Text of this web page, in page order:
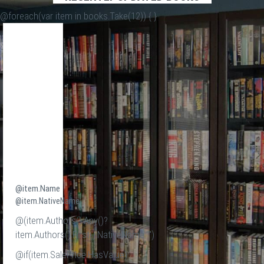
@foreach(var item in books.Take(12)) {}
@item.Name
@item.NativeName
@(item.Authors().Any()?
item.Authors().First().NativeName:"")
@if(item.SalePrice.HasValue)